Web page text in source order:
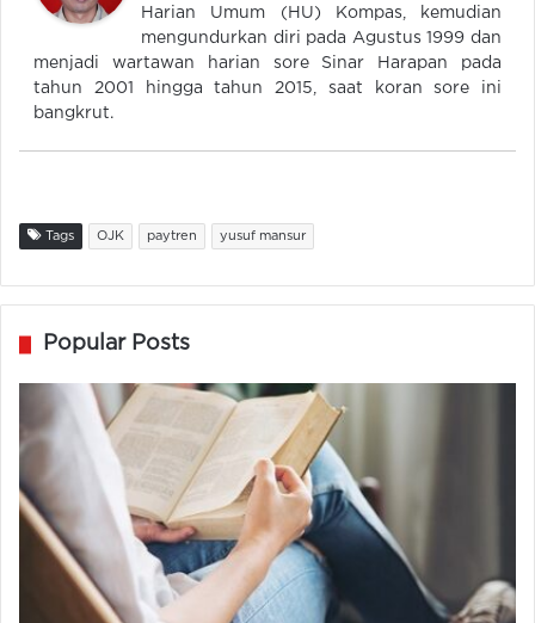
Harian Umum (HU) Kompas, kemudian
mengundurkan diri pada Agustus 1999 dan
menjadi wartawan harian sore Sinar Harapan pada
tahun 2001 hingga tahun 2015, saat koran sore ini
bangkrut.
Tags OJK paytren yusuf mansur
Popular Posts